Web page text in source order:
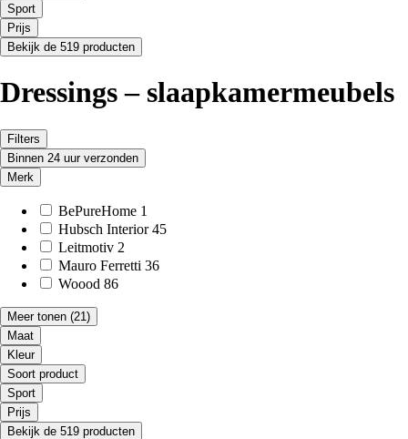
Sport
Prijs
Bekijk de 519 producten
Dressings – slaapkamermeubels
Filters
Binnen 24 uur verzonden
Merk
BePureHome 1
Hubsch Interior 45
Leitmotiv 2
Mauro Ferretti 36
Woood 86
Meer tonen (21)
Maat
Kleur
Soort product
Sport
Prijs
Bekijk de 519 producten